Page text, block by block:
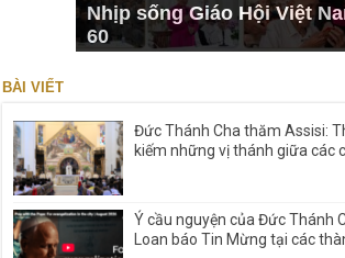
Nhịp sống Giáo Hội Việt
60
BÀI VIẾT
Đức Thánh Cha thăm Assisi:
kiếm những vị thánh giữa các
Ý cầu nguyện của Đức Thánh
Loan báo Tin Mừng tại các